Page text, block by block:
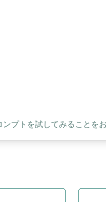
プトを試してみることをお